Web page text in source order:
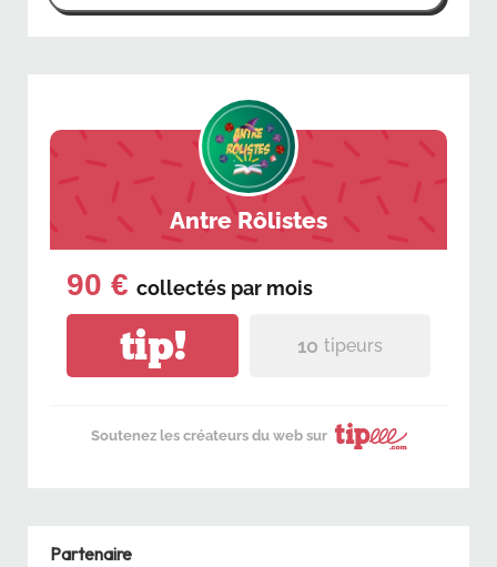
Antre Rôlistes
90 € collectés par mois
tip! 10 tipeurs
Soutenez les créateurs du web sur
Partenaire